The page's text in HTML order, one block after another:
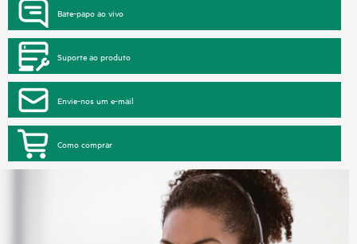
Bate-papo ao vivo
Suporte ao produto
Envie-nos um e-mail
Como comprar